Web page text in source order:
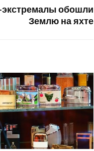
обошли
Землю на яхте